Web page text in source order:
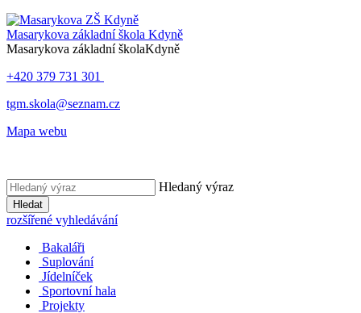
Masarykova základní škola Kdyně
Masarykova základní školaKdyně
+420 379 731 301
tgm.skola@seznam.cz
Mapa webu
Hledaný výraz
Hledat
rozšířené vyhledávání
Bakaláři
Suplování
Jídelníček
Sportovní hala
Projekty